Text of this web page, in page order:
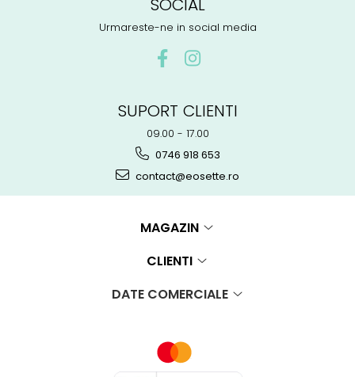
SOCIAL
Urmareste-ne in social media
SUPORT CLIENTI
09.00 - 17.00
0746 918 653
contact@eosette.ro
MAGAZIN
CLIENTI
DATE COMERCIALE